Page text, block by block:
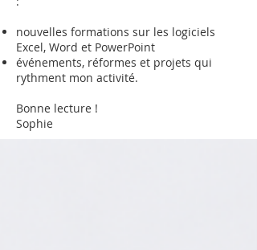
nouvelles formations sur les logiciels
Excel, Word et PowerPoint
événements, réformes et projets qui
rythment mon activité.
Bonne lecture !
Sophie